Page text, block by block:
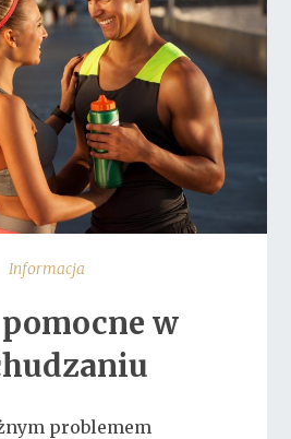
Informacja
w
problemem